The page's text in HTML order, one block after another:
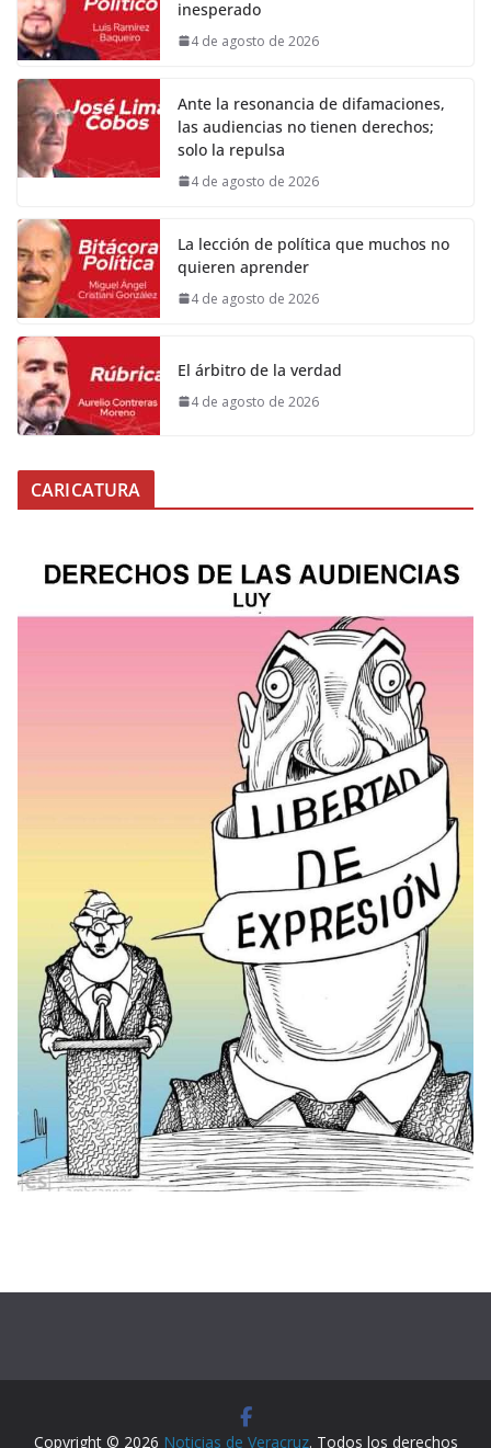
inesperado
4 de agosto de 2026
Ante la resonancia de difamaciones,
las audiencias no tienen derechos;
solo la repulsa
4 de agosto de 2026
La lección de política que muchos no
quieren aprender
4 de agosto de 2026
El árbitro de la verdad
4 de agosto de 2026
CARICATURA
Copyright © 2026 Noticias de Veracruz. Todos los derechos